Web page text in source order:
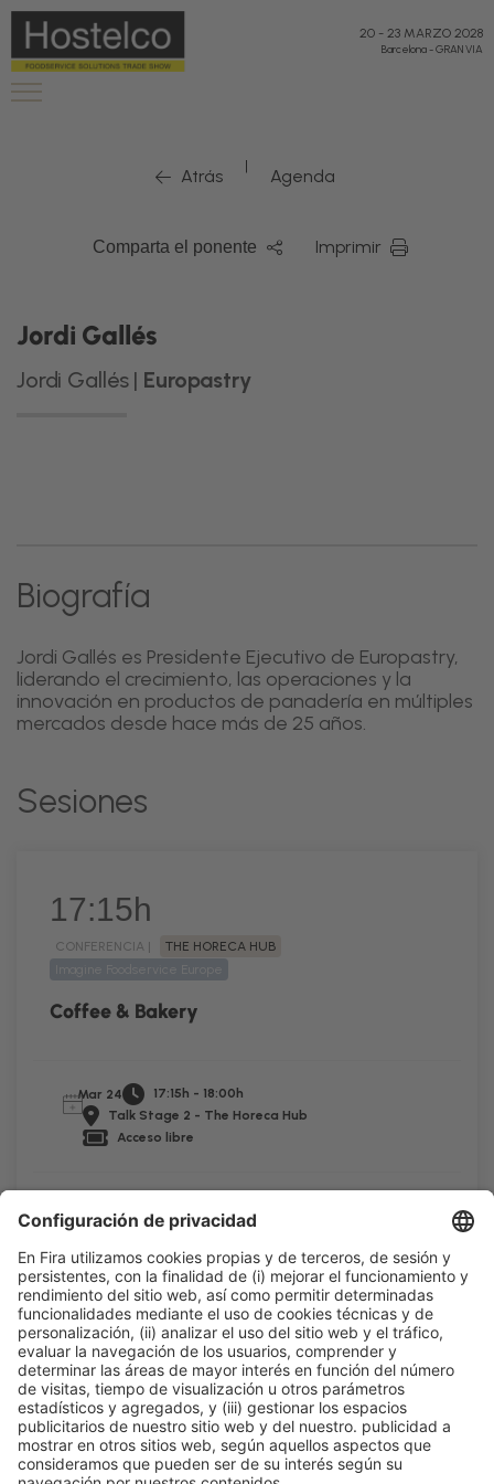
20 - 23 MARZO 2028
Barcelona-GRAN VIA
Atrás | Agenda
Comparta el ponente Imprimir
Jordi Gallés
Jordi Gallés | Europastry
Biografía
Jordi Gallés es Presidente Ejecutivo de Europastry,
liderando el crecimiento, las operaciones y la
innovación en productos de panadería en múltiples
mercados desde hace más de 25 años.
Sesiones
17:15h
CONFERENCIA |
THE HORECA HUB
Imagine Foodservice Europe
Coffee & Bakery
Mar 24
17:15h - 18:00h
Talk Stage 2 - The Horeca Hub
Acceso libre